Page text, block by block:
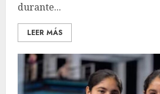
durante...
LEER MÁS